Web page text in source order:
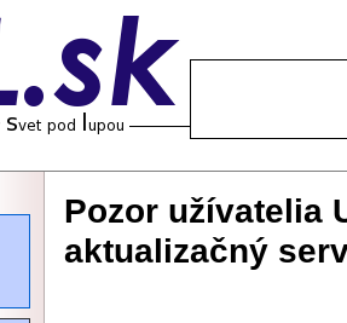
Pozor užívatelia
aktualizačný